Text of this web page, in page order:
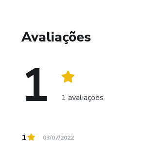
Avaliações
1 1 avaliações
1 03/07/2022